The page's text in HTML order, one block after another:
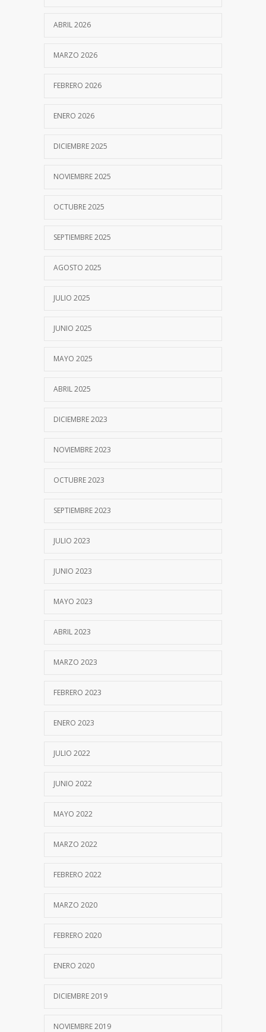
ABRIL 2026
MARZO 2026
FEBRERO 2026
ENERO 2026
DICIEMBRE 2025
NOVIEMBRE 2025
OCTUBRE 2025
SEPTIEMBRE 2025
AGOSTO 2025
JULIO 2025
JUNIO 2025
MAYO 2025
ABRIL 2025
DICIEMBRE 2023
NOVIEMBRE 2023
OCTUBRE 2023
SEPTIEMBRE 2023
JULIO 2023
JUNIO 2023
MAYO 2023
ABRIL 2023
MARZO 2023
FEBRERO 2023
ENERO 2023
JULIO 2022
JUNIO 2022
MAYO 2022
MARZO 2022
FEBRERO 2022
MARZO 2020
FEBRERO 2020
ENERO 2020
DICIEMBRE 2019
NOVIEMBRE 2019